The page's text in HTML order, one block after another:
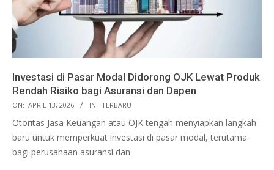
Investasi di Pasar Modal Didorong OJK Lewat Produk
Rendah Risiko bagi Asuransi dan Dapen
ON: APRIL 13, 2026 IN: TERBARU
Otoritas Jasa Keuangan atau OJK tengah menyiapkan langkah
baru untuk memperkuat investasi di pasar modal, terutama
bagi perusahaan asuransi dan